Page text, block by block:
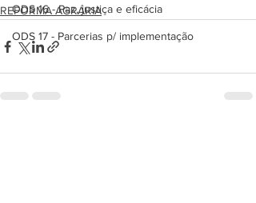
ODS 16 - Paz, justiça e eficácia
ODS 17 - Parcerias p/ implementação
REFORMA AGRÁRIA